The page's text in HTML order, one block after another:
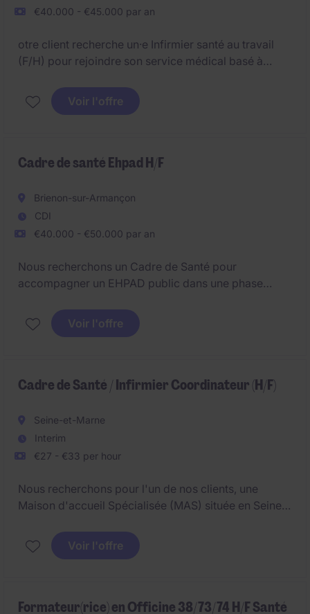
€40.000 - €45.000 par an
otre client recherche un·e Infirmier santé au travail
(F/H) pour rejoindre son service médical basé à
Voir l'offre
Cadre de santé Ehpad H/F
Brienon-sur-Armançon
CDI
€40.000 - €50.000 par an
Nous recherchons un Cadre de Santé pour
accompagner un EHPAD public dans une phase
Véritable relais de la direction, vous pilotez les
équipes, garantissez la qualité des soins et
Voir l'offre
Cadre de Santé / Infirmier Coordinateur (H/F)
Seine-et-Marne
Interim
€27 - €33 per hour
Nous recherchons pour l'un de nos clients, une
Maison d'accueil Spécialisée (MAS) située en Seine-
Coordinateur (H/F) pour une mission temporaire à
pourvoir dans les meilleurs délais.Rattaché à la
afin de garantir une prise en charge de qualité des
Voir l'offre
Formateur(rice) en Officine 38/73/74 H/F Santé